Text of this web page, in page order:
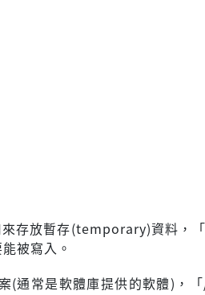
存放暫存(temporary)資料，「
被寫入。
(通常是軟體庫提供的軟體)，「